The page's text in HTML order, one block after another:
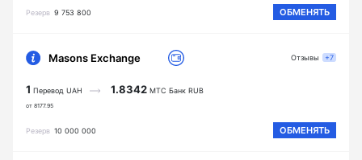
Резерв 9 753 800 ОБМЕНЯТЬ
Masons Exchange
1 Перевод UAH
от 8177.95
1.8342 МТС Банк RUB
Резерв 10 000 000 ОБМЕНЯТЬ
Отзывы +7